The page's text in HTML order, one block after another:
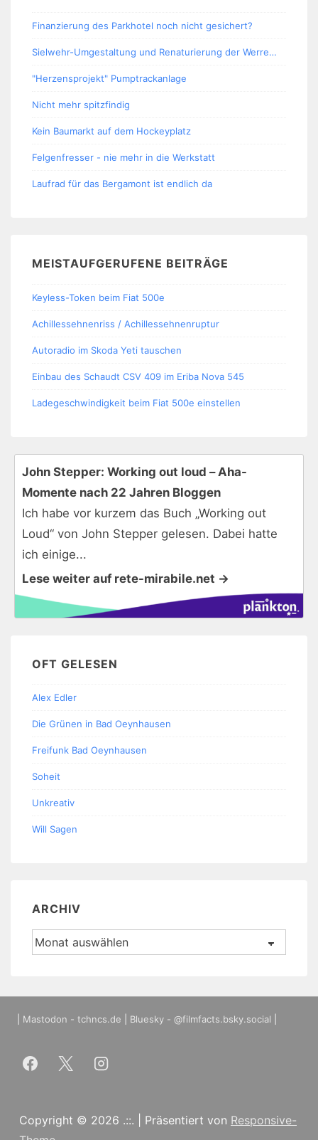
Finanzierung des Parkhotel noch nicht gesichert?
Sielwehr-Umgestaltung und Renaturierung der Werre…
"Herzensprojekt" Pumptrackanlage
Nicht mehr spitzfindig
Kein Baumarkt auf dem Hockeyplatz
Felgenfresser - nie mehr in die Werkstatt
Laufrad für das Bergamont ist endlich da
MEISTAUFGERUFENE BEITRÄGE
Keyless-Token beim Fiat 500e
Achillessehnenriss / Achillessehnenruptur
Autoradio im Skoda Yeti tauschen
Einbau des Schaudt CSV 409 im Eriba Nova 545
Ladegeschwindigkeit beim Fiat 500e einstellen
John Stepper: Working out loud – Aha-
Momente nach 22 Jahren Bloggen
Ich habe vor kurzem das Buch „Working out
Loud“ von John Stepper gelesen. Dabei hatte
ich einige...
Lese weiter auf rete-mirabile.net →
OFT GELESEN
Alex Edler
Die Grünen in Bad Oeynhausen
Freifunk Bad Oeynhausen
Soheit
Unkreativ
Will Sagen
ARCHIV
Archiv
Mastodon - tchncs.de Bluesky - @filmfacts.bsky.social
Copyright © 2026 .::. | Präsentiert von Responsive-